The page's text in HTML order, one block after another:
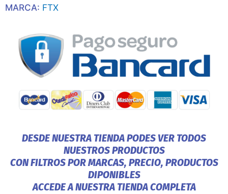
MARCA: FTX
DESDE NUESTRA TIENDA PODES VER TODOS
NUESTROS PRODUCTOS
CON FILTROS POR MARCAS, PRECIO, PRODUCTOS
DIPONIBLES
ACCEDE A NUESTRA TIENDA COMPLETA